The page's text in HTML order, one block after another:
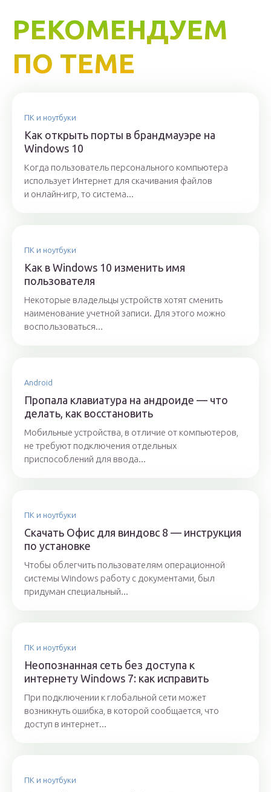
РЕКОМЕНДУЕМ
ПО ТЕМЕ
ПК и ноутбуки
Как открыть порты в брандмауэре на
Windows 10
Когда пользователь персонального компьютера
использует Интернет для скачивания файлов
и онлайн-игр, то система...
ПК и ноутбуки
Как в Windows 10 изменить имя
пользователя
Некоторые владельцы устройств хотят сменить
наименование учетной записи. Для этого можно
воспользоваться...
Android
Пропала клавиатура на андроиде — что
делать, как восстановить
Мобильные устройства, в отличие от компьютеров,
не требуют подключения отдельных
приспособлений для ввода...
ПК и ноутбуки
Скачать Офис для виндовс 8 — инструкция
по установке
Чтобы облегчить пользователям операционной
системы Windows работу с документами, был
придуман специальный...
ПК и ноутбуки
Неопознанная сеть без доступа к
интернету Windows 7: как исправить
При подключении к глобальной сети может
возникнуть ошибка, в которой сообщается, что
доступ в интернет...
ПК и ноутбуки